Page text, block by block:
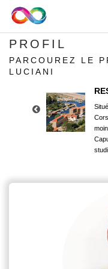
PROFIL
PARCOUREZ LE
LUCIANI